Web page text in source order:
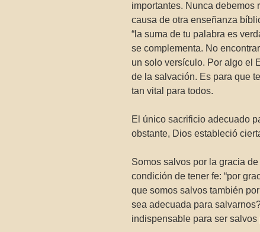
importantes. Nunca
causa de otra enseñanza
“la suma de tu palabra es
se complementa. No
un solo versículo. Por algo el
de la salvación. Es para que
tan vital para todos.
El único sacrificio adecuado
obstante, Dios estableció
Somos salvos por la gracia
condición de tener fe: “por
que somos salvos también
sea adecuada para
indispensable para ser salvos